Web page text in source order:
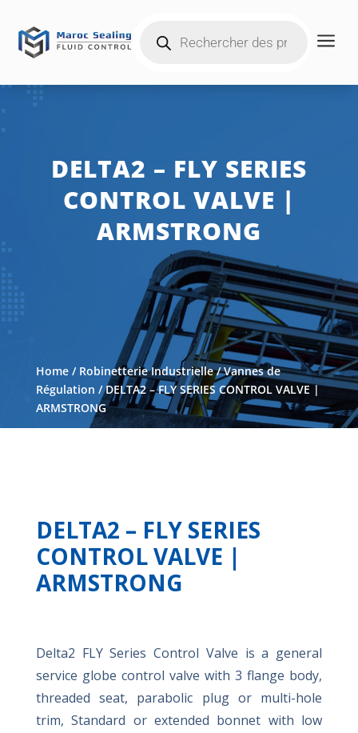
search a
DELTA2 – FLY SERIES
CONTROL VALVE |
ARMSTRONG
Home/ Robinetterie Industrielle/Vannes de
Régulation / DELTA2 – FLY SERIES CONTROL VALVE |
ARMSTRONG
DELTA2 – FLY SERIES
CONTROL VALVE |
ARMSTRONG
Delta2 FLY Series Control Valve is a general
service globe control valve with 3 flange body,
threaded seat, parabolic plug or multi-hole
trim, Standard or extended bonnet with low